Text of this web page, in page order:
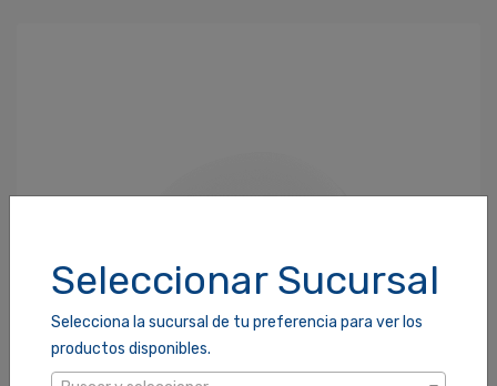
Seleccionar Sucursal
Selecciona la sucursal de tu preferencia para ver los
productos disponibles.
Recordarme